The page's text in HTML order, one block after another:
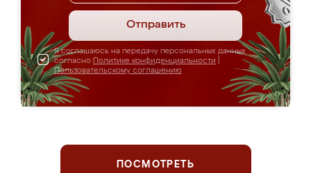
Отправить
Я соглашаюсь на передачу персональных данных
согласно Политике конфиденциальности
Пользовательскому соглашению
ПОСМОТРЕТЬ